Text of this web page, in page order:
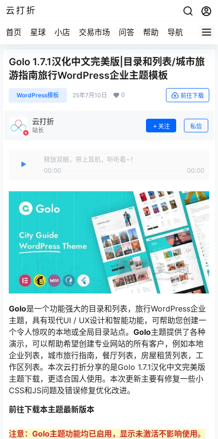
云打折
首页 星球 小店 交易市场 问答 帮助 导航 快报
Golo 1.7.1汉化中文完美版|目录和列表/城市旅
游指南旅行WordPress企业主题模板
WordPress模板 25年7月10日 0 前往下载
云打折
站长
关注 私信
释放双眼，带上耳机，听听看~！
00:00
00:00
Golo是一个功能强大的目录和列表，旅行WordPress企业
主题，具有现代UI / UX设计和智能功能，可帮助您创建一
个令人惊叹的本地或全局目录站点。 Golo主题提供了各种
演示，可以帮助希望创建专业网站的所有客户，例如本地
企业列表，城市旅行指南，餐厅列表，房屋租赁列表，工
作区列表。本次云打折分享的是Golo 1.7.1汉化中文完美版
主题下载，更适合国人使用。本次更新主要有修复一些小
CSS和JS问题及错误修复优化改进。
前往下载本主题最新版本
注意：Golo主题功能均已启用，显示未激活不影响使用。